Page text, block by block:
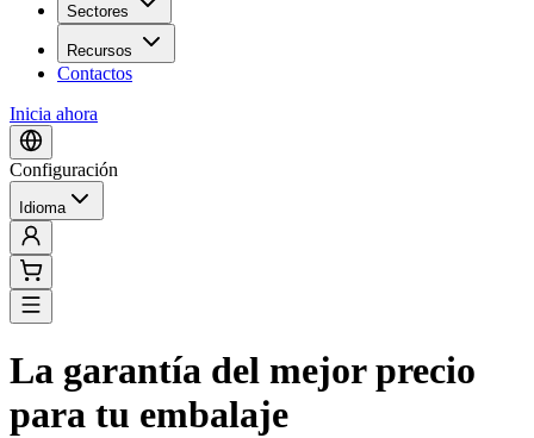
Sectores
Recursos
Contactos
Inicia ahora
Configuración
Idioma
La garantía del mejor precio
para tu embalaje